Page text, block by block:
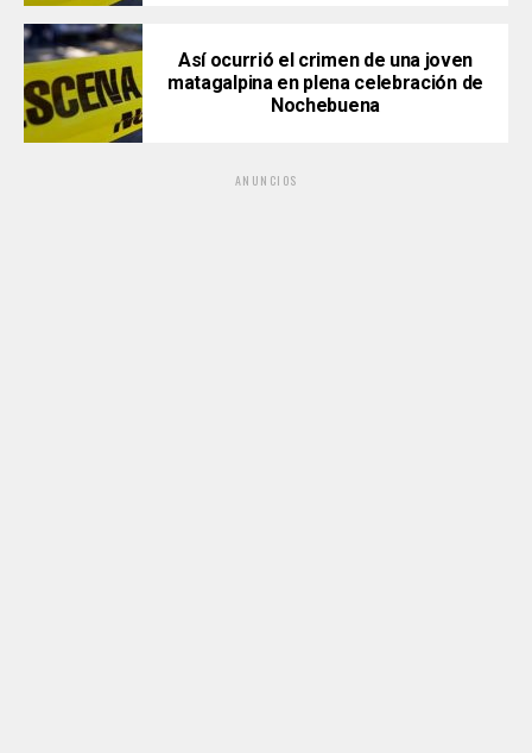
Así ocurrió el crimen de una joven
matagalpina en plena celebración de
Nochebuena
ANUNCIOS